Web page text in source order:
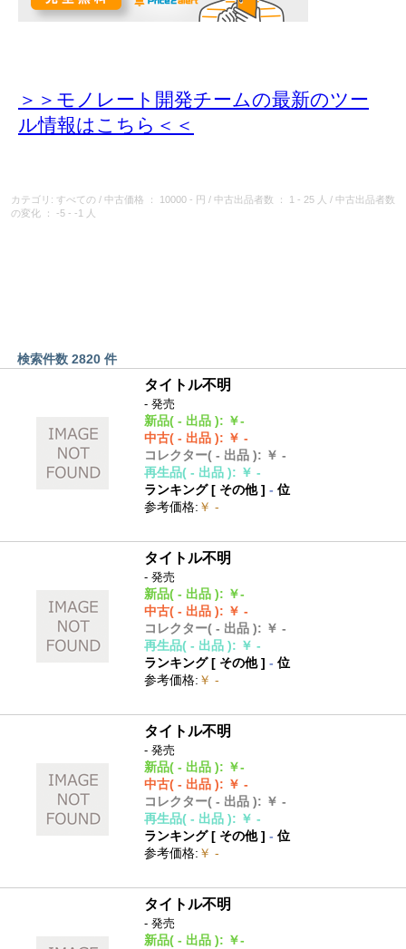
＞＞モノレート開発チームの最新のツー
ル情報はこちら＜＜
カテゴリ: すべての / 中古価格 ： 10000 - 円 / 中古出品者数 ： 1 - 25 人 / 中古出品者数
の変化
： -5 - -1 人
検索件数 2820 件
タイトル不明
- 発売
新品( - 出品 ): ￥-
中古( - 出品 ): ￥ -
コレクター( - 出品 ): ￥ -
再生品( - 出品 ): ￥ -
ランキング [ その他]- 位
参考価格: ￥ -
タイトル不明
- 発売
新品( - 出品 ): ￥-
中古( - 出品 ): ￥ -
コレクター( - 出品 ): ￥ -
再生品( - 出品 ): ￥ -
ランキング [ その他]- 位
参考価格: ￥ -
タイトル不明
- 発売
新品( - 出品 ): ￥-
中古( - 出品 ): ￥ -
コレクター( - 出品 ): ￥ -
再生品( - 出品 ): ￥ -
ランキング [ その他]- 位
参考価格: ￥ -
タイトル不明
- 発売
新品( - 出品 ): ￥-